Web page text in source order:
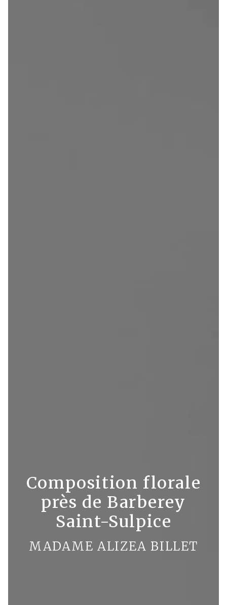
Composition florale
près de Barberey
Saint-Sulpice
MADAME ALIZEA BILLET